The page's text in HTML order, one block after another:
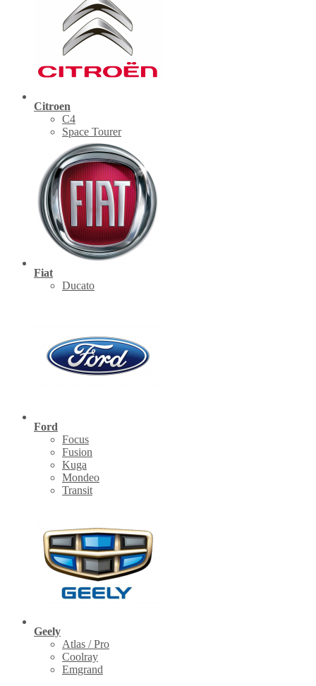
Citroen
C4
Space Tourer
Fiat
Ducato
Ford
Focus
Fusion
Kuga
Mondeo
Transit
Geely
Atlas / Pro
Coolray
Emgrand